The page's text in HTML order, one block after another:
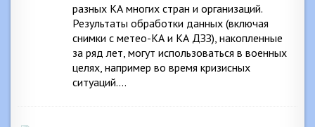
разных КА многих стран и организаций.
Результаты обработки данных (включая
снимки с метео-КА и КА ДЗЗ), накопленные
за ряд лет, могут использоваться в военных
целях, например во время кризисных
ситуаций….